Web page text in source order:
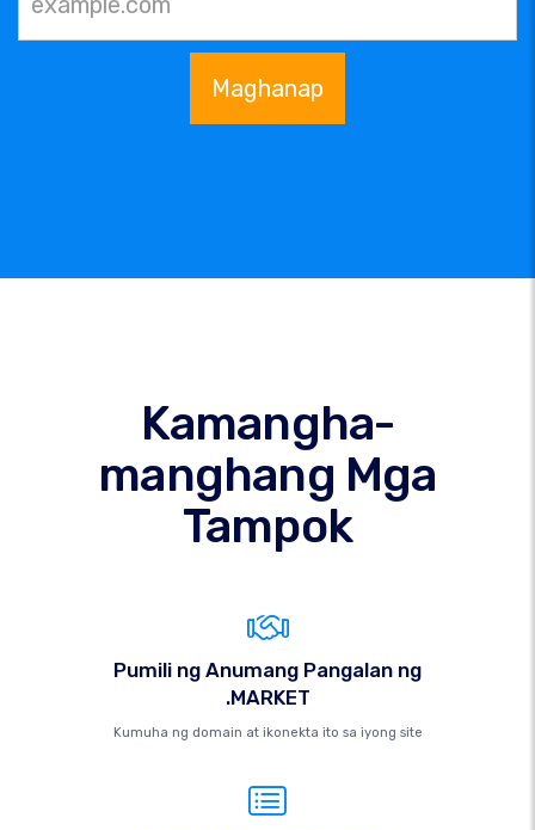
Maghanap
Kamangha-
manghang Mga
Tampok
Pumili ng Anumang Pangalan ng
.MARKET
Kumuha ng domain at ikonekta ito sa iyong site